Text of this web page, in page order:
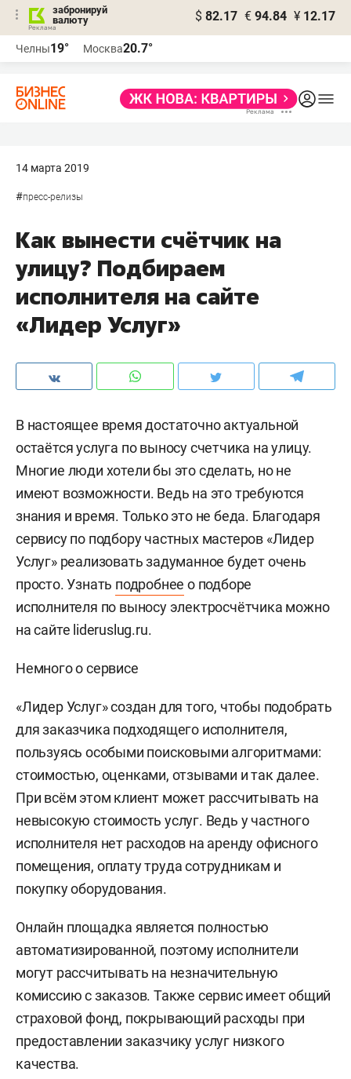
забронируй
валюту
$ 82.17 € 94.84 ¥ 12.17
Челны19° Москва20.7°
14 марта 2019
#пресс-релизы
Как вынести счётчик на
улицу? Подбираем
исполнителя на сайте
«Лидер Услуг»
В настоящее время достаточно актуальной
остаётся услуга по выносу счетчика на улицу.
Многие люди хотели бы это сделать, но не
имеют возможности. Ведь на это требуются
знания и время. Только это не беда. Благодаря
сервису по подбору частных мастеров «Лидер
Услуг» реализовать задуманное будет очень
просто. Узнать подробнее о подборе
исполнителя по выносу электросчётчика можно
на сайте lideruslug.ru.
Немного о сервисе
«Лидер Услуг» создан для того, чтобы подобрать
для заказчика подходящего исполнителя,
пользуясь особыми поисковыми алгоритмами:
стоимостью, оценками, отзывами и так далее.
При всём этом клиент может рассчитывать на
невысокую стоимость услуг. Ведь у частного
исполнителя нет расходов на аренду офисного
помещения, оплату труда сотрудникам и
покупку оборудования.
Онлайн площадка является полностью
автоматизированной, поэтому исполнители
могут рассчитывать на незначительную
комиссию с заказов. Также сервис имеет общий
страховой фонд, покрывающий расходы при
предоставлении заказчику услуг низкого
качества.